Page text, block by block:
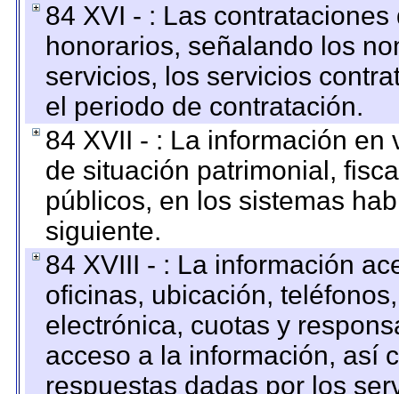
84 XVI - : Las
honorarios, señalando los
servicios, los servicios
el periodo de contratación.
84 XVII - : La información
de situación patrimonial,
públicos, en los sistemas
siguiente.
84 XVIII - : La información
oficinas, ubicación,
electrónica, cuotas y
acceso a la información, así
respuestas dadas por los